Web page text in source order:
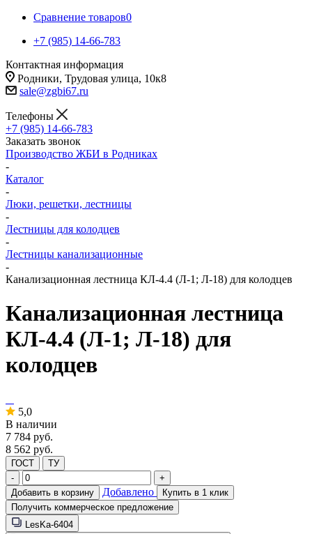
Сравнение товаров0
+7 (985) 14-66-783
Контактная информация
Родники, Трудовая улица, 10к8
sale@zgbi67.ru
Телефоны
+7 (985) 14-66-783
Заказать звонок
Производство ЖБИ в Родниках
-
Каталог
-
Люки, решетки, лестницы
-
Лестницы для колодцев
-
Лестницы канализационные
-
Канализационная лестница КЛ-4.4 (Л-1; Л-18) для колодцев
Канализационная лестница
КЛ-4.4 (Л-1; Л-18) для
колодцев
5,0
В наличии
7 784 руб.
8 562 руб.
ГОСТ
ТУ
-
+
Добавить в корзину
Добавлено
Купить в 1 клик
Получить коммерческое предложение
LesKa-6404